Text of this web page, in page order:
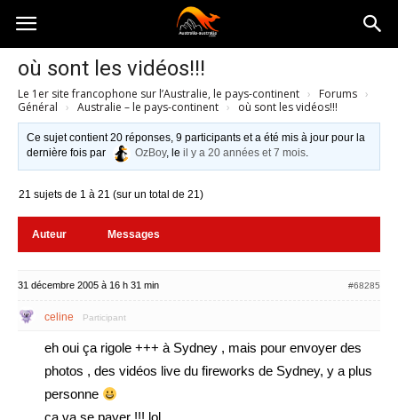
Australia-
australie.com
où sont les vidéos!!!
Le 1er site francophone sur l’Australie, le pays-continent › Forums ›
Général › Australie – le pays-continent › où sont les vidéos!!!
Ce sujet contient 20 réponses, 9 participants et a été mis à jour pour la
dernière fois par
OzBoy, leil y a 20 années et 7 mois.
21 sujets de 1 à 21 (sur un total de 21)
Auteur Messages
31 décembre 2005 à 16 h 31 min #68285
celine Participant
eh oui ça rigole +++ à Sydney , mais pour envoyer des
photos , des vidéos live du fireworks de Sydney, y a plus
personne
ça va se payer !!! lol